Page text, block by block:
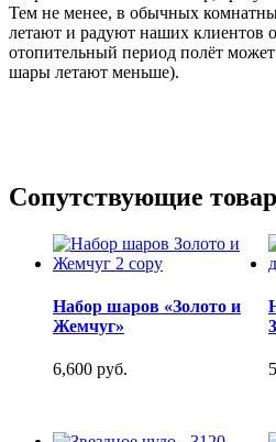
Тем не менее, в обычных
летают и радуют наших клиентов
отопительный период полёт
шары летают меньше).
Сопутствующие
Набор шаров «Золото и
Жемчуг»
6,600 руб.